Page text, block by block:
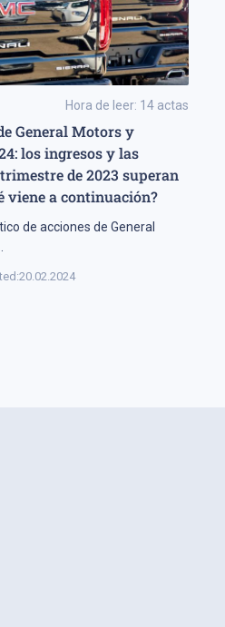
Hora de leer: 14 actas
General Motors y
los ingresos y las
de 2023 superan
viene a continuación?
de acciones de General
20.02.2024